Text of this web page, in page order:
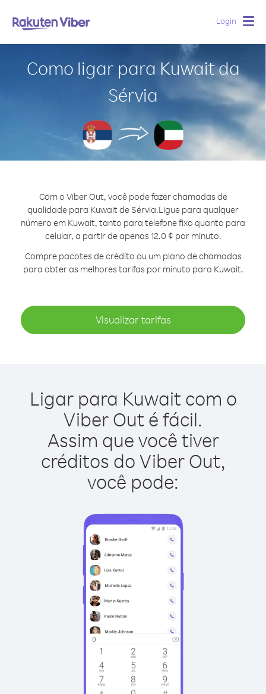
Login
Como ligar para Kuwait da
Sérvia
Com o Viber Out, você pode fazer chamadas de
qualidade para Kuwait de Sérvia.Ligue para qualquer
número em Kuwait, tanto para telefone fixo quanto para
celular, a partir de apenas 12.0 ¢ por minuto.
Compre pacotes de crédito ou um plano de chamadas
para obter as melhores tarifas por minuto para Kuwait.
Visualizar tarifas
Ligar para Kuwait com o
Viber Out é fácil.
Assim que você tiver
créditos do Viber Out,
você pode: